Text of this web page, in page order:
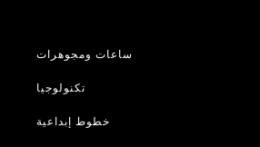
ساعات ومجوهرات
تكنولوجيا
خطوط إبداعية